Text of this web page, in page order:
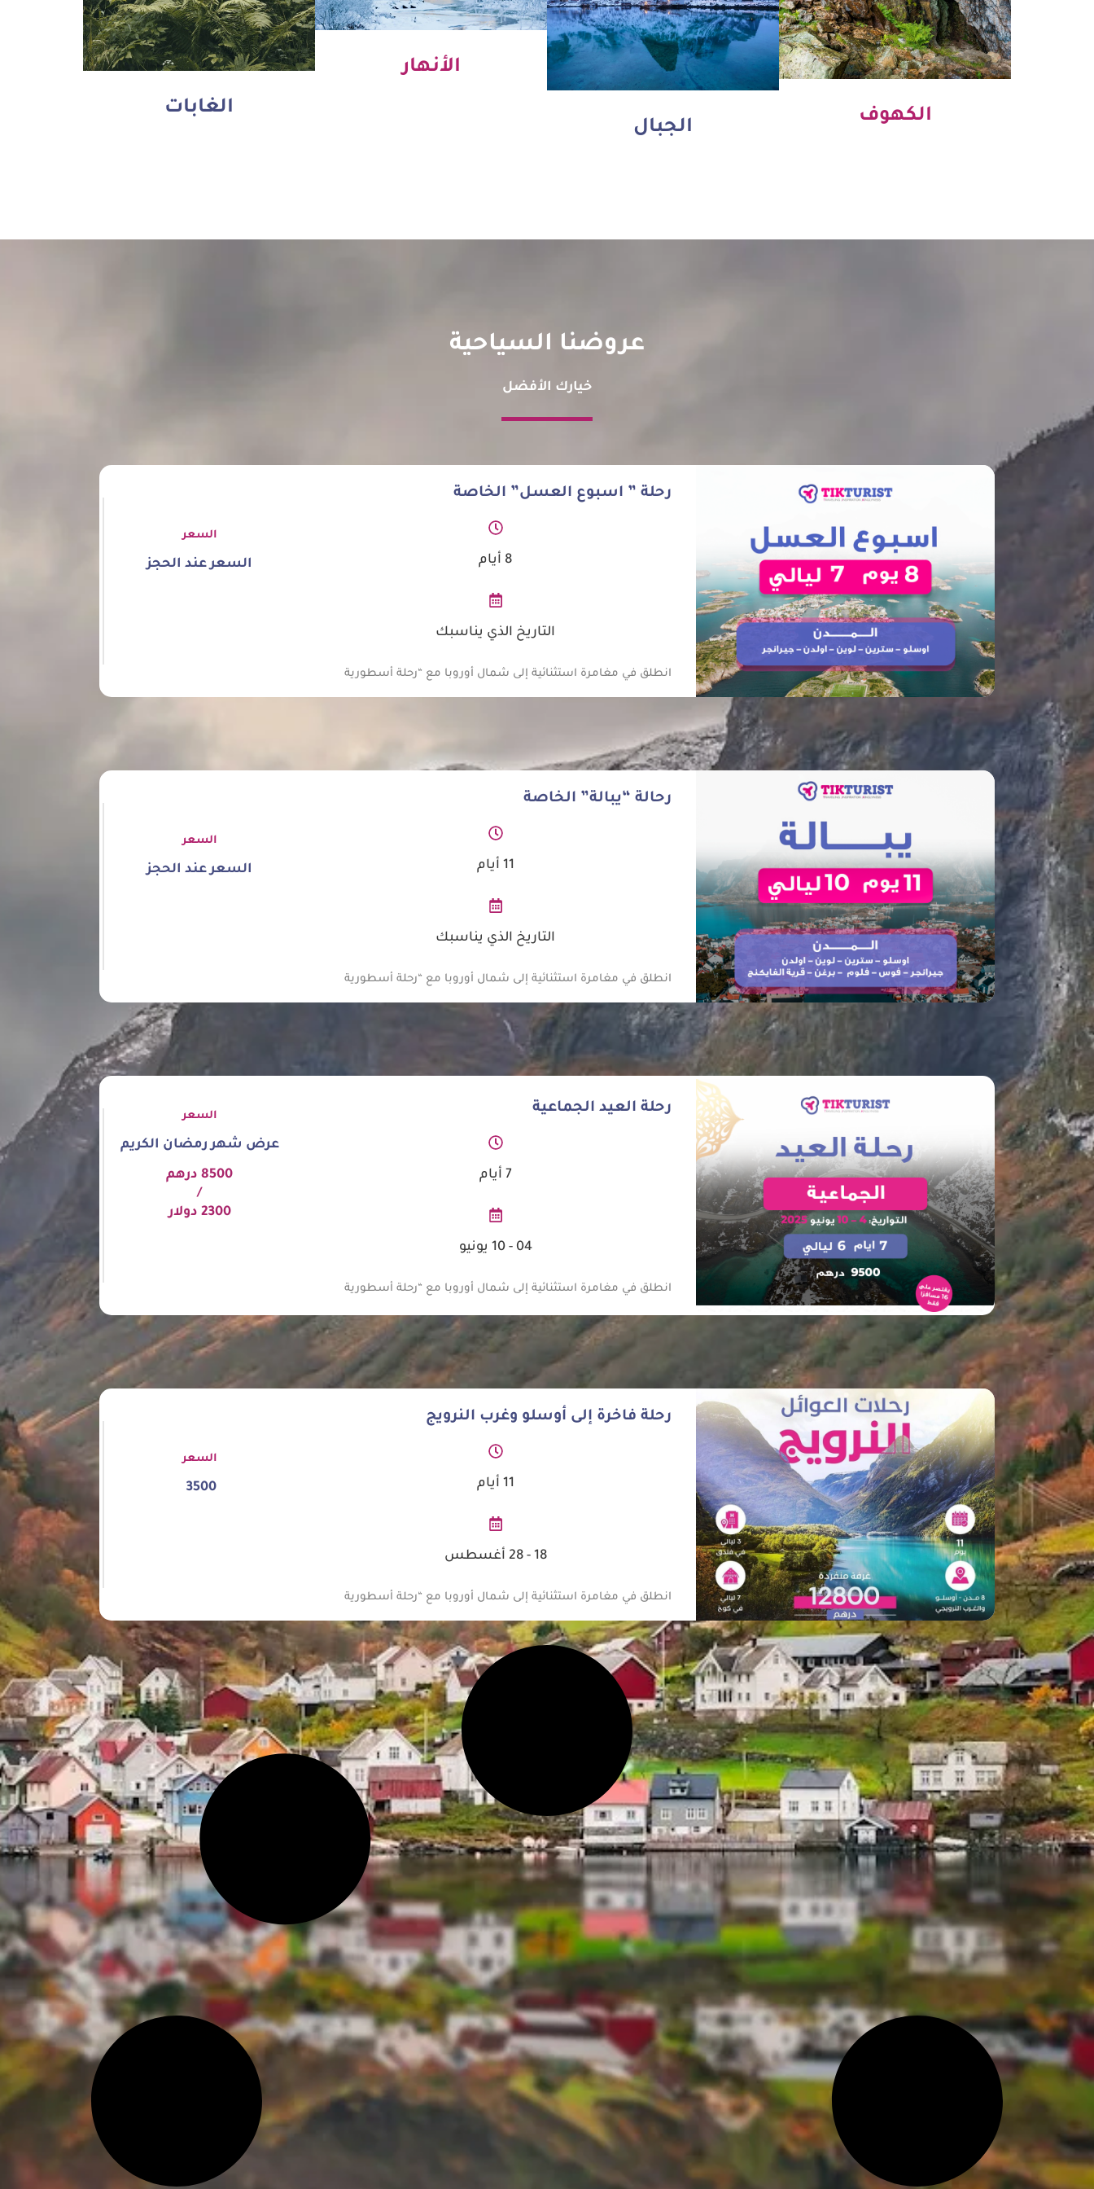
الكهوف
الجبال
الأنهار
الغابات
عروضنا السياحية
خيارك الأفضل
رحلة ” اسبوع العسل” الخاصة
8 أيام
التاريخ الذي يناسبك
انطلق في مغامرة استثنائية إلى شمال أوروبا مع “رحلة أسطورية
السعر
السعر عند الحجز
رحالة “يبالة” الخاصة
11 أيام
التاريخ الذي يناسبك
انطلق في مغامرة استثنائية إلى شمال أوروبا مع “رحلة أسطورية
السعر
السعر عند الحجز
رحلة العيد الجماعية
7 أيام
04 - 10 يونيو
انطلق في مغامرة استثنائية إلى شمال أوروبا مع “رحلة أسطورية
السعر
عرض شهر رمضان الكريم
8500 درهم
/
2300 دولار
رحلة فاخرة إلى أوسلو وغرب النرويج
11 أيام
18 - 28 أغسطس
انطلق في مغامرة استثنائية إلى شمال أوروبا مع “رحلة أسطورية
السعر
3500